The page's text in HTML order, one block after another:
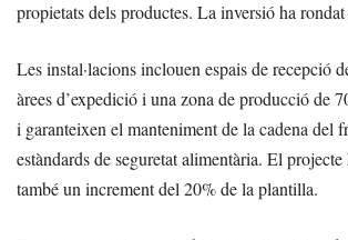
propietats dels productes. La inversió ha
Les instal·lacions inclouen espais de recepció
àrees d’expedició i una zona de producció de
i garanteixen el manteniment de la cadena del
estàndards de seguretat alimentària. El
també un increment del 20% de la plantilla.